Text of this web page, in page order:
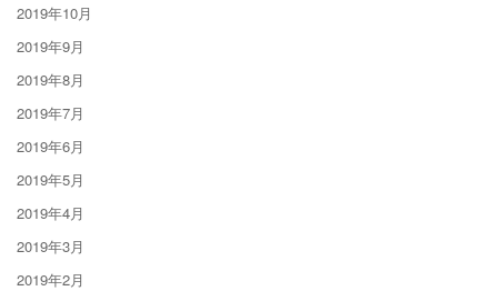
2019年10月
2019年9月
2019年8月
2019年7月
2019年6月
2019年5月
2019年4月
2019年3月
2019年2月